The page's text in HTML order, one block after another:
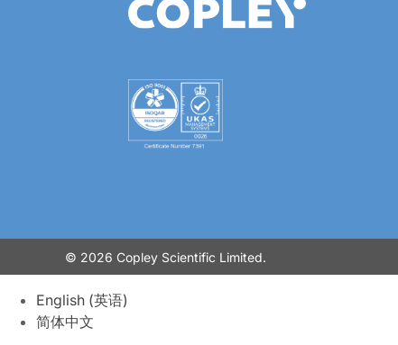
© 2026 Copley Scientific Limited.
English (英语)
简体中文